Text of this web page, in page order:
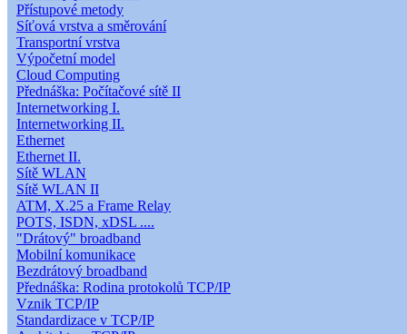
Přístupové metody
Síťová vrstva a směrování
Transportní vrstva
Výpočetní model
Cloud Computing
Přednáška: Počítačové sítě II
Internetworking I.
Internetworking II.
Ethernet
Ethernet II.
Sítě WLAN
Sítě WLAN II
ATM, X.25 a Frame Relay
POTS, ISDN, xDSL ....
"Drátový" broadband
Mobilní komunikace
Bezdrátový broadband
Přednáška: Rodina protokolů TCP/IP
Vznik TCP/IP
Standardizace v TCP/IP